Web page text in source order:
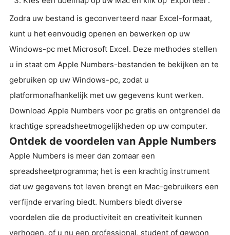
Zodra uw bestand is geconverteerd naar Excel-formaat,
kunt u het eenvoudig openen en bewerken op uw
Windows-pc met Microsoft Excel. Deze methodes stellen
u in staat om Apple Numbers-bestanden te bekijken en te
gebruiken op uw Windows-pc, zodat u
platformonafhankelijk met uw gegevens kunt werken.
Download Apple Numbers voor pc gratis en ontgrendel de
krachtige spreadsheetmogelijkheden op uw computer.
Ontdek de voordelen van Apple Numbers
Apple Numbers is meer dan zomaar een
spreadsheetprogramma; het is een krachtig instrument
dat uw gegevens tot leven brengt en Mac-gebruikers een
verfijnde ervaring biedt. Numbers biedt diverse
voordelen die de productiviteit en creativiteit kunnen
verhogen, of u nu een professional, student of gewoon